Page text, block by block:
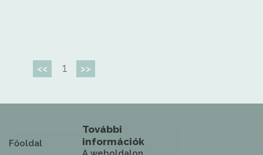
<< 1 >>
Főoldal
További
információk